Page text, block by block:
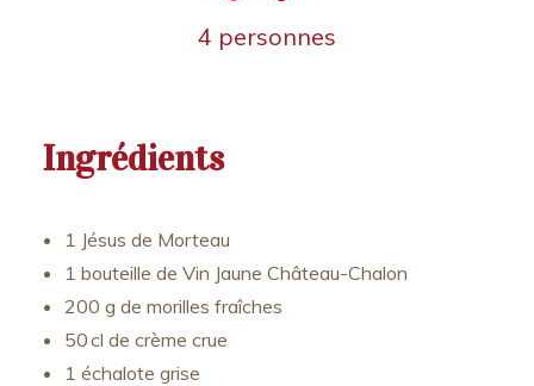
4 personnes
Ingrédients
1 Jésus de Morteau
1 bouteille de Vin Jaune Château-Chalon
200 g de morilles fraîches
50 cl de crème crue
1 échalote grise